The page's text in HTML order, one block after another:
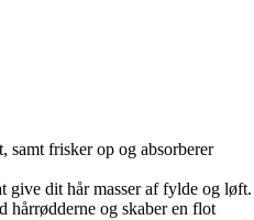
samt frisker op og absorberer
give dit hår masser af fylde og løft.
hårrødderne og skaber en flot